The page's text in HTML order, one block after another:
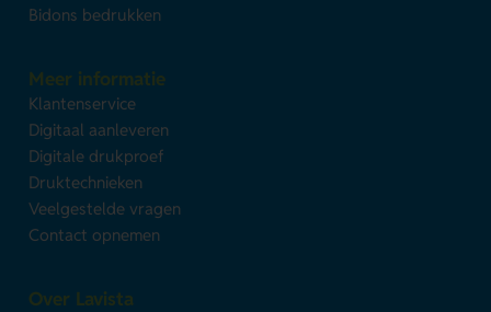
Bidons bedrukken
Meer informatie
Klantenservice
Digitaal aanleveren
Digitale drukproef
Druktechnieken
Veelgestelde vragen
Contact opnemen
Over Lavista